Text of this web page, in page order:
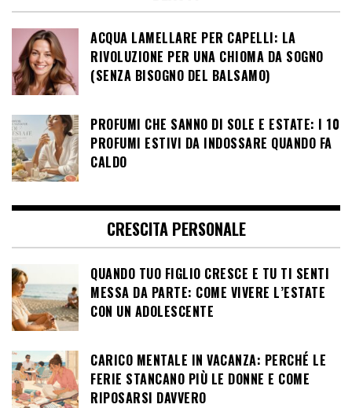
ACQUA LAMELLARE PER CAPELLI: LA
RIVOLUZIONE PER UNA CHIOMA DA SOGNO
(SENZA BISOGNO DEL BALSAMO)
PROFUMI CHE SANNO DI SOLE E ESTATE: I 10
PROFUMI ESTIVI DA INDOSSARE QUANDO FA
CALDO
CRESCITA PERSONALE
QUANDO TUO FIGLIO CRESCE E TU TI SENTI
MESSA DA PARTE: COME VIVERE L’ESTATE
CON UN ADOLESCENTE
CARICO MENTALE IN VACANZA: PERCHÉ LE
FERIE STANCANO PIÙ LE DONNE E COME
RIPOSARSI DAVVERO